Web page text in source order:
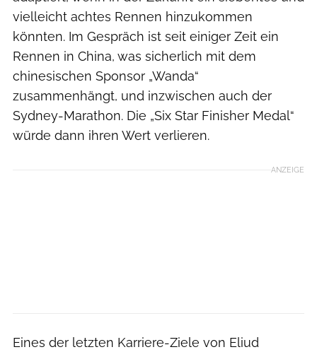
vielleicht achtes Rennen hinzukommen
könnten. Im Gespräch ist seit einiger Zeit ein
Rennen in China, was sicherlich mit dem
chinesischen Sponsor „Wanda“
zusammenhängt, und inzwischen auch der
Sydney-Marathon. Die „Six Star Finisher Medal“
würde dann ihren Wert verlieren.
ANZEIGE
Eines der letzten Karriere-Ziele von Eliud